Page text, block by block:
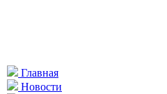
Главная
Новости